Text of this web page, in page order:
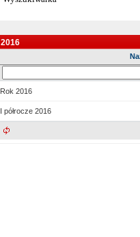
2016
w
Rok 2016
I półrocze 2016